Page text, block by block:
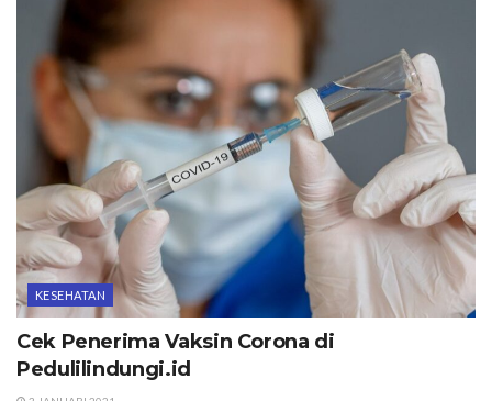
KESEHATAN
Cek Penerima Vaksin Corona di
Pedulilindungi.id